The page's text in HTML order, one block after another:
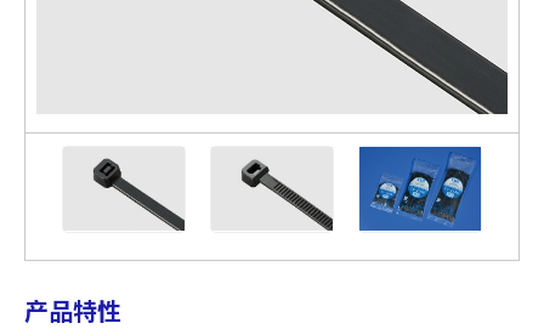
产品特性